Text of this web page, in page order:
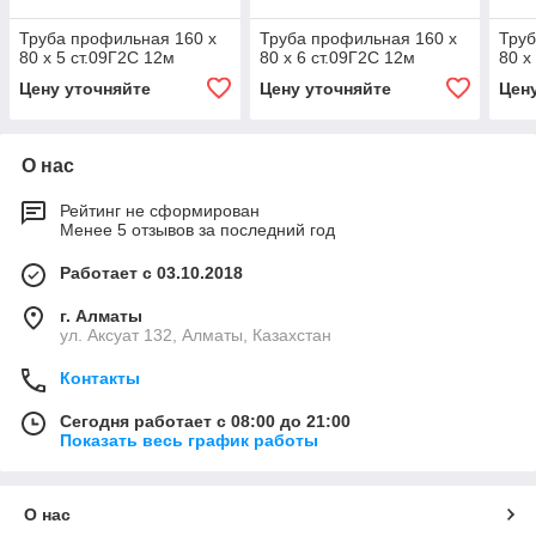
Труба профильная 160 х
80 х 5 ст.09Г2С 12м
Цену уточняйте
Труба профильная 160 х
80 х 6 ст.09Г2С 12м
Цену уточняйте
80 х
О нас
Рейтинг не сформирован
Менее 5 отзывов за последний год
Работает с 03.10.2018
г. Алматы
ул. Аксуат 132, Алматы, Казахстан
Контакты
Сегодня работает с 08:00 до 21:00
Показать весь график работы
О нас